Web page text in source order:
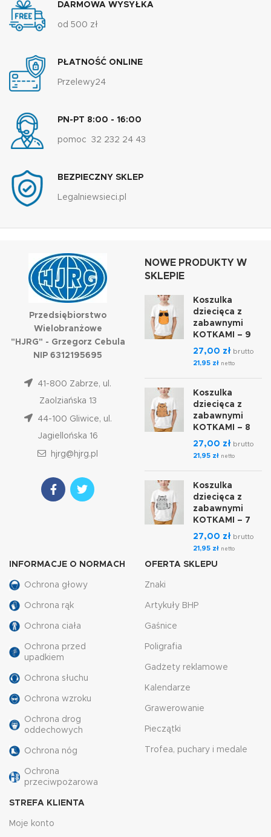
DARMOWA WYSYŁKA
od 500 zł
PŁATNOŚĆ ONLINE
Przelewy24
PN-PT 8:00 - 16:00
pomoc 32 232 24 43
BEZPIECZNY SKLEP
Legalniewsieci.pl
Przedsiębiorstwo
Wielobranżowe
"HJRG" - Grzegorz Cebula
NIP 6312195695
41-800 Zabrze, ul.
Zaolziańska 13
44-100 Gliwice, ul.
Jagiellońska 16
hjrg@hjrg.pl
NOWE PRODUKTY W
SKLEPIE
Koszulka
dziecięca z
zabawnymi
KOTKAMI – 9
27,00 zł brutto
21,95 zł netto
Koszulka
dziecięca z
zabawnymi
KOTKAMI – 8
27,00 zł brutto
21,95 zł netto
Koszulka
dziecięca z
zabawnymi
KOTKAMI – 7
27,00 zł brutto
21,95 zł netto
INFORMACJE O NORMACH
Ochrona głowy
Ochrona rąk
Ochrona ciała
Ochrona przed
upadkiem
Ochrona słuchu
Ochrona wzroku
Ochrona drog
oddechowych
Ochrona nóg
Ochrona
przeciwpożarowa
OFERTA SKLEPU
Znaki
Artykuły BHP
Gaśnice
Poligrafia
Gadżety reklamowe
Kalendarze
Grawerowanie
Pieczątki
Trofea, puchary i medale
STREFA KLIENTA
Moje konto